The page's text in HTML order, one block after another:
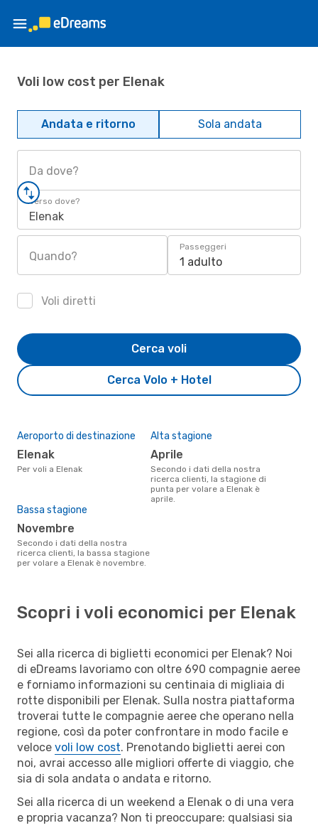
Voli low cost per Elenak
Andata e ritorno Sola andata
Da dove?
Verso dove?
Elenak
Quando?
Passeggeri
1 adulto
Voli diretti
Cerca Volo + Hotel
Cerca voli
Aeroporto di destinazione
Elenak
Per voli a Elenak
Alta stagione
aprile
Secondo i dati della nostra
ricerca clienti, la stagione di
punta per volare a Elenak è
aprile.
Bassa stagione
novembre
Secondo i dati della nostra
ricerca clienti, la bassa stagione
per volare a Elenak è novembre.
Scopri i voli economici per Elenak
Sei alla ricerca di biglietti economici per Elenak? Noi
di eDreams lavoriamo con oltre 690 compagnie aeree
e forniamo informazioni su centinaia di migliaia di
rotte disponibili per Elenak. Sulla nostra piattaforma
troverai tutte le compagnie aeree che operano nella
regione, così da poter confrontare in modo facile e
veloce voli low cost. Prenotando biglietti aerei con
noi, avrai accesso alle migliori offerte di viaggio, che
sia di sola andata o andata e ritorno.
Sei alla ricerca di un weekend a Elenak o di una vera
e propria vacanza? Non ti preoccupare: qualsiasi sia